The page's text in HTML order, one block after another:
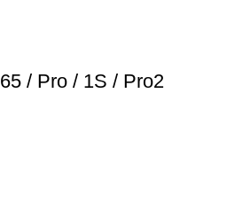
/ Pro / 1S / Pro2